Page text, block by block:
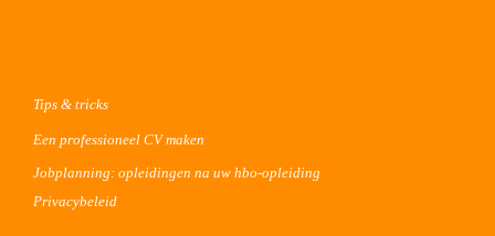
Tips & tricks
Een professioneel CV maken
Jobplanning: opleidingen na uw hbo-opleiding
Privacybeleid